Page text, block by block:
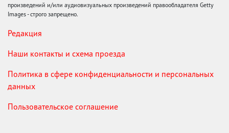
произведений и/или аудиовизуальных произведений правообладателя Getty
Images - строго запрещено.
Редакция
Наши контакты и схема проезда
Политика в сфере конфиденциальности и персональных
данных
Пользовательское соглашение